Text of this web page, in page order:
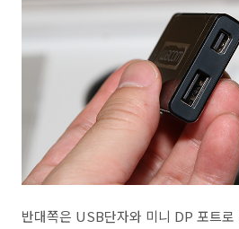
반대쪽은 USB단자와 미니 DP 포트